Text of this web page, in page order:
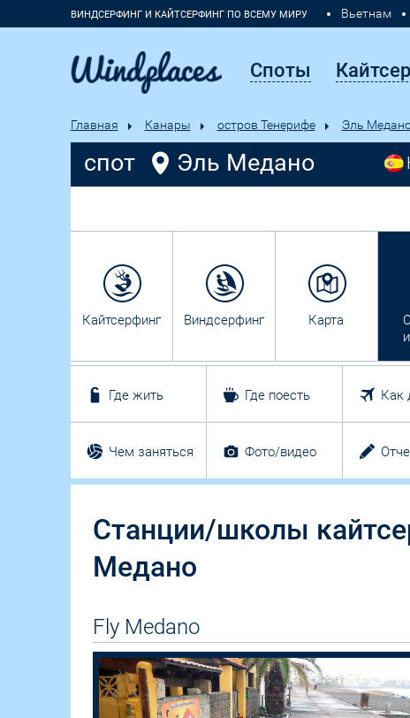
ВИНДСЕРФИНГ И КАЙТСЕРФИНГ ПО ВСЕМУ МИРУ Вьетнам
Споты
Главная Канары остров Тенерифе Эль
спот Эль Медано
Кайтсерфинг Виндсерфинг Карта
Где жить Где поесть Как
Чем заняться Фото/видео
Станции/школы
Медано
Fly Medano